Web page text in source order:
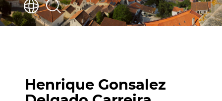
Henrique Gonsalez